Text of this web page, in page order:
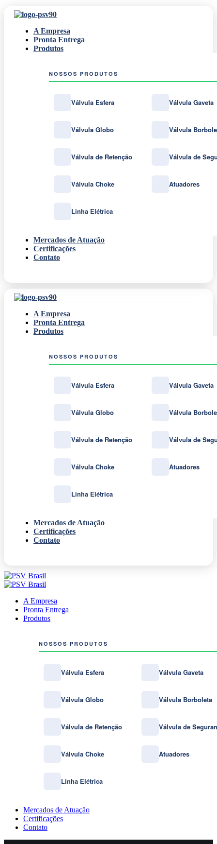
A Empresa
Pronta Entrega
Produtos
NOSSOS PRODUTOS
Válvula Esfera Válvula Gaveta
Válvula Globo Válvula
Válvula de Retenção Válvula de
Válvula Choke Atuadores
Linha Elétrica
Mercados de Atuação
Certificações
Contato
A Empresa
Pronta Entrega
Produtos
NOSSOS PRODUTOS
Válvula Esfera Válvula Gaveta
Válvula Globo Válvula
Válvula de Retenção Válvula de
Válvula Choke Atuadores
Linha Elétrica
Mercados de Atuação
Certificações
Contato
A Empresa
Pronta Entrega
Produtos
NOSSOS PRODUTOS
Válvula Esfera Válvula Gaveta
Válvula Globo Válvula Borboleta
Válvula de Retenção Válvula de
Válvula Choke Atuadores
Linha Elétrica
Mercados de Atuação
Certificações
Contato